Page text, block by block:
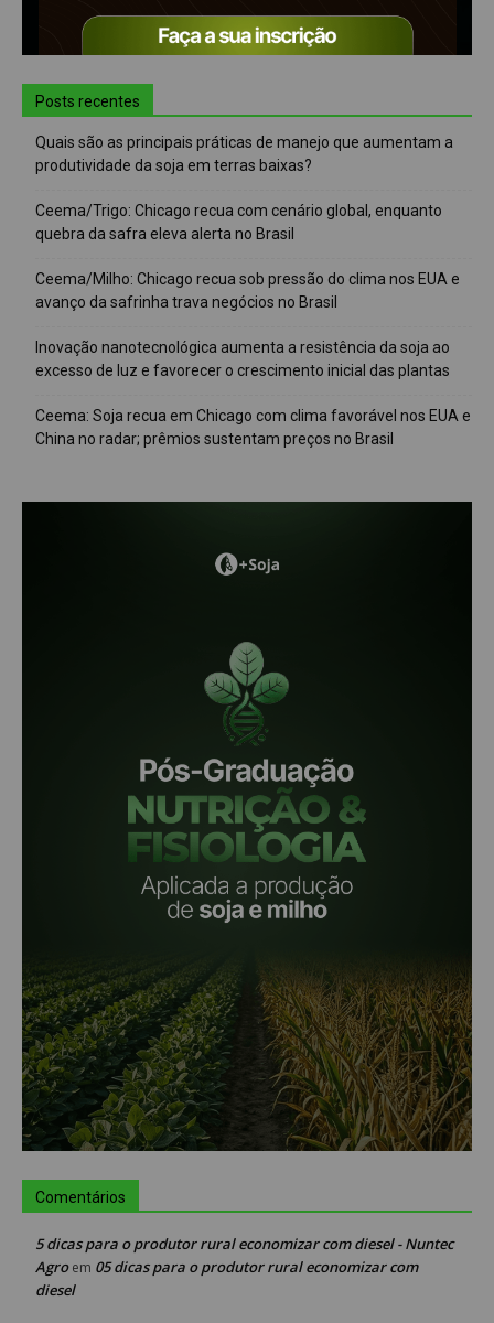
Posts recentes
Quais são as principais práticas de manejo que aumentam a
produtividade da soja em terras baixas?
Ceema/Trigo: Chicago recua com cenário global, enquanto
quebra da safra eleva alerta no Brasil
Ceema/Milho: Chicago recua sob pressão do clima nos EUA e
avanço da safrinha trava negócios no Brasil
Inovação nanotecnológica aumenta a resistência da soja ao
excesso de luz e favorecer o crescimento inicial das plantas
Ceema: Soja recua em Chicago com clima favorável nos EUA e
China no radar; prêmios sustentam preços no Brasil
Comentários
5 dicas para o produtor rural economizar com diesel - Nuntec
Agroem 05 dicas para o produtor rural economizar com
diesel